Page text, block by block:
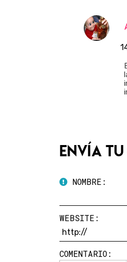
Envía
NOMBRE:
WEBSITE:
COMENTARIO: